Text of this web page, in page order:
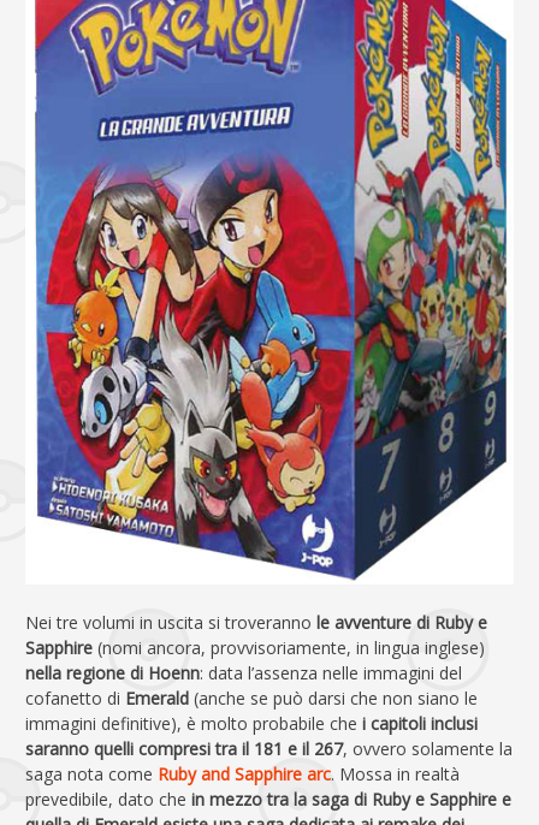
Nei tre volumi in uscita si troveranno le avventure di Ruby e
Sapphire (nomi ancora, provvisoriamente, in lingua inglese)
nella regione di Hoenn: data l’assenza nelle immagini del
cofanetto di Emerald (anche se può darsi che non siano le
immagini definitive), è molto probabile che i capitoli inclusi
saranno quelli compresi tra il 181 e il 267, ovvero solamente la
saga nota come Ruby and Sapphire arc. Mossa in realtà
prevedibile, dato che in mezzo tra la saga di Ruby e Sapphire e